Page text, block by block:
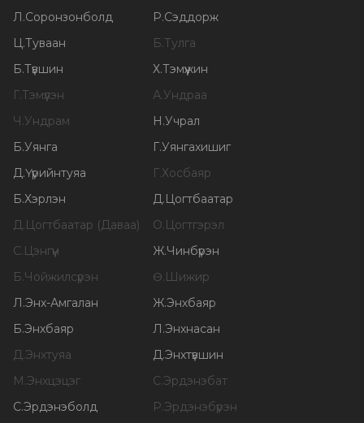
Л.Соронзонболд Р.Сэддорж
Ц.Туваан Б.Тулга
Б.Түвшин Х.Тэмүүжин
Г.Тэмүүлэн А.Ундраа
Ч.Ундрам Н.Учрал
Б.Уянга Г.Уянгахишиг
Д.Үүрийнтуяа Г.Хосбаяр
Б.Хэрлэн Д.Цогтбаатар
Д.Цогтбаатар (Даваа) О.Цогтгэрэл
С.Цэнгүүн Ж.Чинбүрэн
Б.Чойжилсүрэн Ө.Шижир
Л.Энх-Амгалан Ж.Энхбаяр
Б.Энхбаяр Л.Энхнасан
Д.Энхтуяа Д.Энхтүвшин
М.Энхцэцэг С.Эрдэнэбат
С.Эрдэнэболд Р.Эрдэнэбүрэн